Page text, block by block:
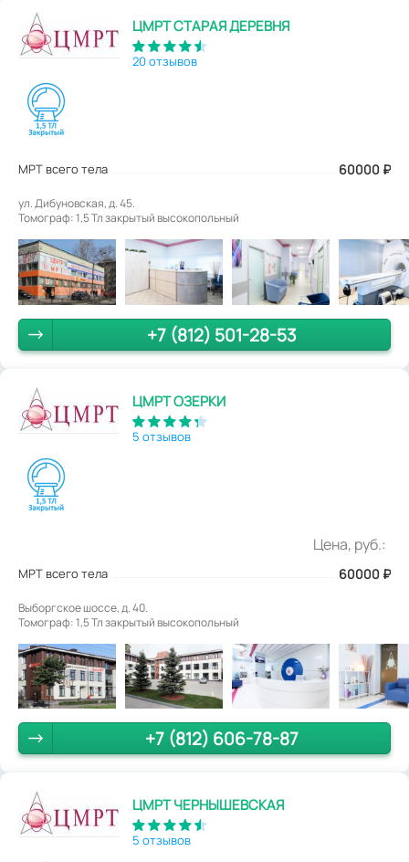
ЦМРТ СТАРАЯ ДЕРЕВНЯ
20 отзывов
МРТ всего тела 60000 ₽
ул. Дибуновская, д. 45.
Томограф: 1,5 Тл закрытый высокопольный
+7 (812) 501-28-53
ЦМРТ ОЗЕРКИ
5 отзывов
Цена, руб.:
МРТ всего тела 60000 ₽
Выборгское шоссе, д. 40.
Томограф: 1,5 Тл закрытый высокопольный
+7 (812) 606-78-87
ЦМРТ ЧЕРНЫШЕВСКАЯ
5 отзывов